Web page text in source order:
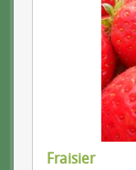
Fraisier